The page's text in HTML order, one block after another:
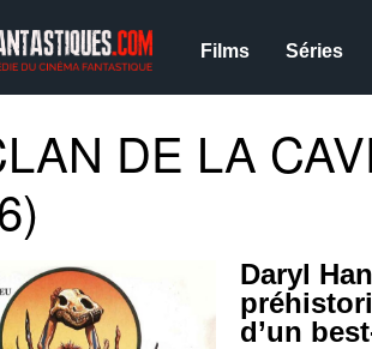
Films Séries
DE LA
Daryl
d’un